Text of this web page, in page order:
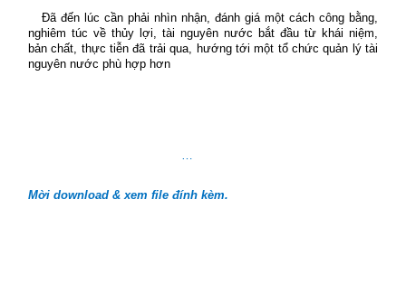
Đã đến lúc cần phải nhìn nhận, đánh giá một cách công bằng,
nghiêm túc về thủy lợi, tài nguyên nước bắt đầu từ khái niệm,
bản chất, thực tiễn đã trải qua, hướng tới một tổ chức quản lý tài
nguyên nước phù hợp hơn
…
Mời download & xem file đính kèm.